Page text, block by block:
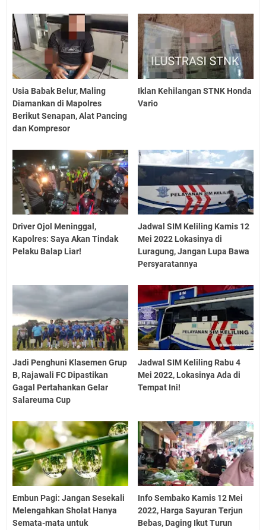
Usia Babak Belur, Maling
Diamankan di Mapolres
Berikut Senapan, Alat Pancing
dan Kompresor
Iklan Kehilangan STNK Honda
Vario
Driver Ojol Meninggal,
Kapolres: Saya Akan Tindak
Pelaku Balap Liar!
Jadwal SIM Keliling Kamis 12
Mei 2022 Lokasinya di
Luragung, Jangan Lupa Bawa
Persyaratannya
Jadi Penghuni Klasemen Grup
B, Rajawali FC Dipastikan
Gagal Pertahankan Gelar
Salareuma Cup
Jadwal SIM Keliling Rabu 4
Mei 2022, Lokasinya Ada di
Tempat Ini!
Embun Pagi: Jangan Sesekali
Melengahkan Sholat Hanya
Semata-mata untuk
Info Sembako Kamis 12 Mei
2022, Harga Sayuran Terjun
Bebas, Daging Ikut Turun